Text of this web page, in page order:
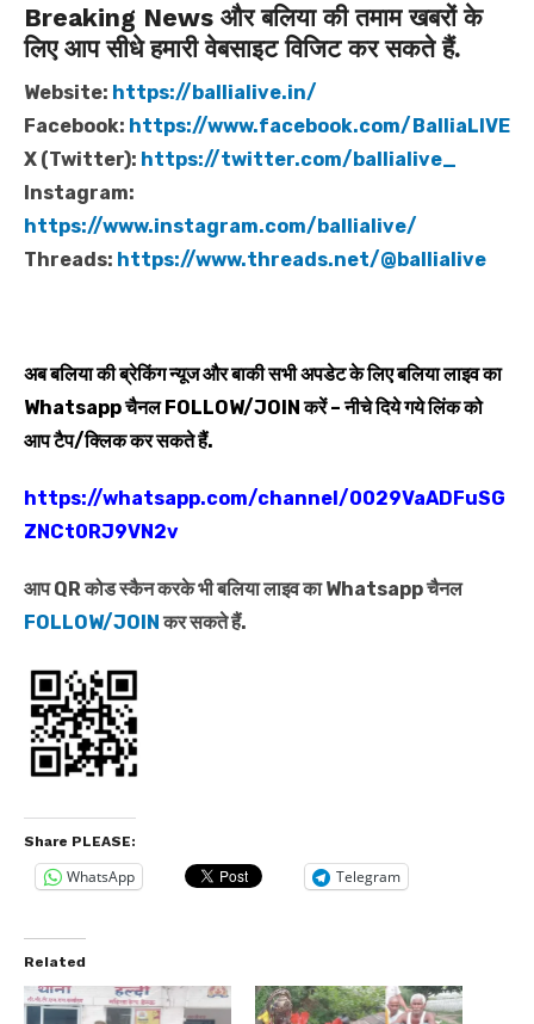
Breaking News और बलिया की तमाम खबरों के
लिए आप सीधे हमारी वेबसाइट विजिट कर सकते हैं.
Website: https://ballialive.in/
Facebook: https://www.facebook.com/BalliaLIVE
X (Twitter): https://twitter.com/ballialive_
Instagram:
https://www.instagram.com/ballialive/
Threads: https://www.threads.net/@ballialive
अब बलिया की ब्रेकिंग न्यूज और बाकी सभी अपडेट के लिए बलिया लाइव का
WhatsappचैनलFOLLOW/JOINकरें – नीचे दिये गये लिंक को
आप टैप/क्लिक कर सकते हैं.
https://whatsapp.com/channel/0029VaADFuSG
ZNCt0RJ9VN2v
आप QR कोड स्कैन करके भी बलिया लाइव का Whatsapp चैनल
FOLLOW/JOINकर सकते हैं.
Share PLEASE:
WhatsApp Telegram
Related